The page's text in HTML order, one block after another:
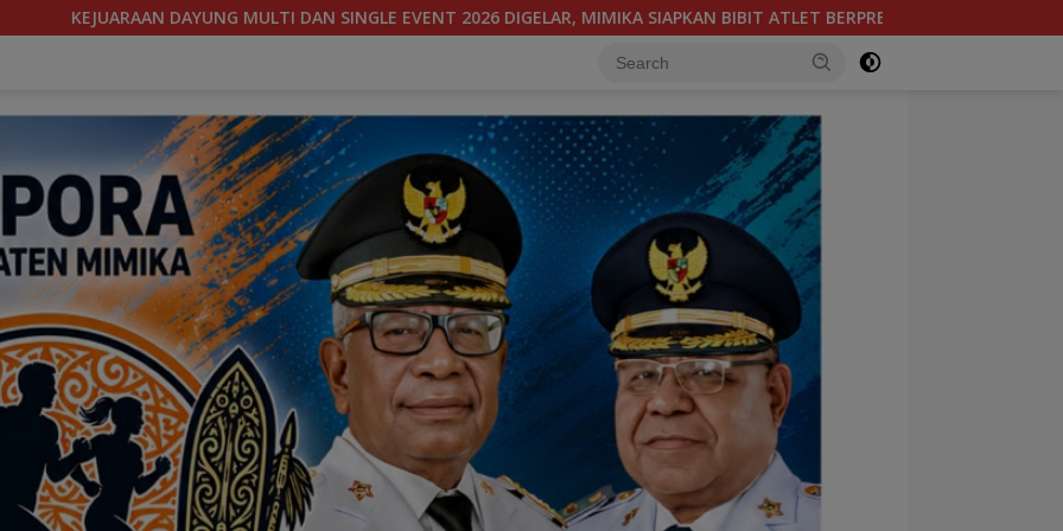
EVENT 2026 DIGELAR, MIMIKA SIAPKAN BIBIT ATLET BERPRESTASI SEJAK DINI WAKIL KETUA KOMISI III DPR PAPUA